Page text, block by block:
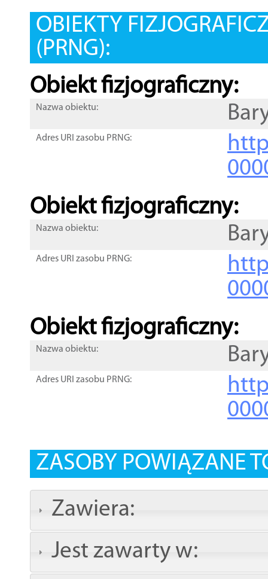
OBIEKTY
(PRNG):
Obiekt fizjograficzny:
Nazwa obiektu:
Adres URI zasobu PRNG:
Obiekt fizjograficzny:
Nazwa obiektu:
Adres URI zasobu PRNG:
Obiekt fizjograficzny:
Nazwa obiektu:
Adres URI zasobu PRNG:
ZASOBY POWIĄZANE
Zawiera:
Jest zawarty w: